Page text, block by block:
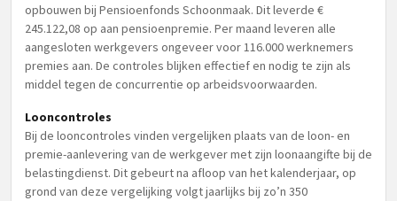
opbouwen bij Pensioenfonds Schoonmaak. Dit leverde €
245.122,08 op aan pensioenpremie. Per maand leveren alle
aangesloten werkgevers ongeveer voor 116.000 werknemers
premies aan. De controles blijken effectief en nodig te zijn als
middel tegen de concurrentie op arbeidsvoorwaarden.
Looncontroles
Bij de looncontroles vinden vergelijken plaats van de loon- en
premie-aanlevering van de werkgever met zijn loonaangifte bij de
belastingdienst. Dit gebeurt na afloop van het kalenderjaar, op
grond van deze vergelijking volgt jaarlijks bij zo’n 350